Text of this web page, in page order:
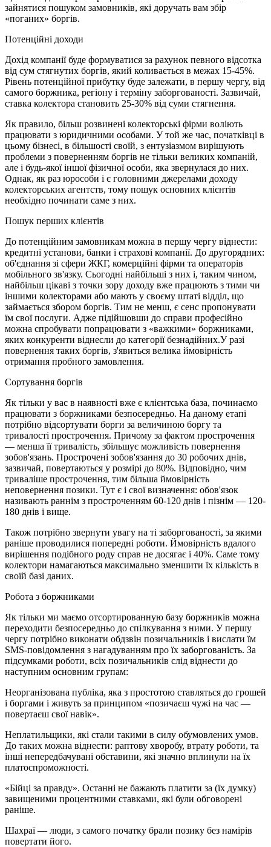
зайнятися пошуком замовників, які доручать вам збір
«поганих» боргів.
Потенційні доходи
Дохід компанії буде формуватися за рахунок певного відсотка
від сум стягнутих боргів, який коливається в межах 15-45%.
Рівень потенційної прибутку буде залежати, в першу чергу, від
самого боржника, регіону і терміну заборгованості. Зазвичай,
ставка колектора становить 25-30% від суми стягнення.
Як правило, більш розвинені колекторські фірми воліють
працювати з юридичними особами. У той же час, початківці в
цьому бізнесі, в більшості своїй, з ентузіазмом вирішують
проблеми з поверненням боргів не тільки великих компаній,
але і будь-якої іншої фізичної особи, яка звернулася до них.
Однак, як раз юрособи і є головними джерелами доходу
колекторських агентств, тому пошук основних клієнтів
необхідно починати саме з них.
Пошук перших клієнтів
До потенційним замовникам можна в першу чергу віднести:
кредитні установи, банки і страхові компанії. До другорядних:
об'єднання зі сфери ЖКГ, комерційні фірми та операторів
мобільного зв'язку. Сьогодні найбільші з них і, таким чином,
найбільш цікаві з точки зору доходу вже працюють з тими чи
іншими колекторами або мають у своєму штаті відділ, що
займається збором боргів. Тим не менш, є сенс пропонувати
їм свої послуги. Адже підійшовши до справи професійно
можна спробувати попрацювати з «важкими» боржниками,
яких конкуренти віднесли до категорії безнадійних.У разі
повернення таких боргів, з'явиться велика ймовірність
отримання пробного замовлення.
Сортування боргів
Як тільки у вас в наявності вже є клієнтська база, починаємо
працювати з боржниками безпосередньо. На даному етапі
потрібно відсортувати борги за величиною боргу та
тривалості прострочення. Причому за фактом прострочення
— менша її тривалість, збільшує можливість повернення
зобов'язань. Прострочені зобов'язання до 30 робочих днів,
зазвичай, повертаються у розмірі до 80%. Відповідно, чим
триваліше прострочення, тим більша ймовірність
неповернення позики. Тут є і свої визначення: обов'язок
називають раннім з простроченням 60-120 днів і пізнім — 120-
180 днів і вище.
Також потрібно звернути увагу на ті заборгованості, за якими
раніше проводилися попередні роботи. Ймовірність вдалого
вирішення подібного роду справ не досягає і 40%. Саме тому
колектори намагаються максимально зменшити їх кількість в
своїй базі даних.
Робота з боржниками
Як тільки ми маємо отсортированную базу боржників можна
переходити безпосередньо до спілкування з ними. У першу
чергу потрібно виконати обдзвін позичальників і вислати їм
SMS-повідомлення з нагадуванням про їх заборгованість. За
підсумками роботи, всіх позичальників слід віднести до
наступним основним групам:
Неорганізована публіка, яка з простотою ставляться до грошей
і боргами і живуть за принципом «позичаєш чужі на час —
повертаєш свої навік».
Неплатильщики, які стали такими в силу обумовлених умов.
До таких можна віднести: раптову хворобу, втрату роботи, та
інші непередбачувані обставини, які значно вплинули на їх
платоспроможності.
«Бійці за правду». Останні не бажають платити за (їх думку)
завищеними процентними ставками, які були обговорені
раніше.
Шахраї — люди, з самого початку брали позику без намірів
повертати його.